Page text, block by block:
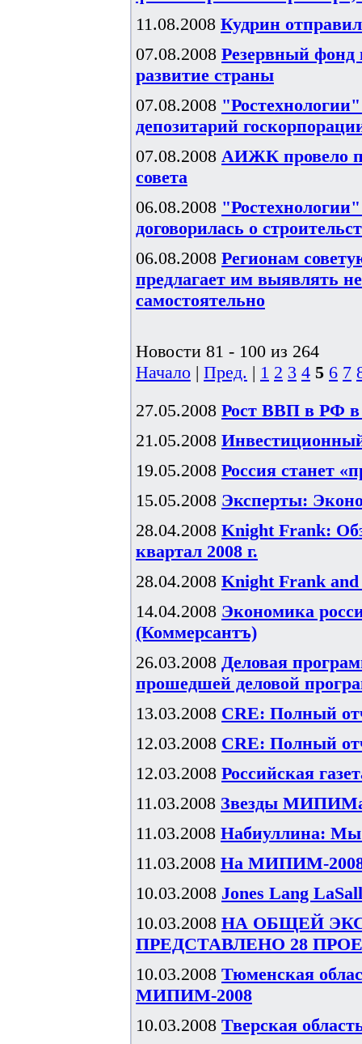
11.08.2008 Кудрин
07.08.2008 Резервный фонд
развитие страны
07.08.2008
депозитарий
07.08.2008 АИЖК провело
совета
06.08.2008
договорилась о
06.08.2008 Регионам
предлагает им выявлять
самостоятельно
Новости 81 - 100 из 264
Начало | Пред. | 1 2 3 4 5 6 7
27.05.2008 Рост ВВП в РФ в
21.05.2008
19.05.2008 Россия станет
15.05.2008 Эксперты:
28.04.2008 Knight Frank:
квартал 2008 г.
28.04.2008 Knight Frank and
14.04.2008 Экономика
(Коммерсантъ)
26.03.2008 Деловая
прошедшей деловой
13.03.2008 CRE: Полный
12.03.2008 CRE: Полный
12.03.2008 Российская
11.03.2008 Звезды МИПИМа:
11.03.2008 Набиуллина: Мы
11.03.2008 На МИПИМ-2008
10.03.2008 Jones Lang
10.03.2008 НА ОБЩЕЙ
ПРЕДСТАВЛЕНО 28
10.03.2008 Тюменская
МИПИМ-2008
10.03.2008 Тверская